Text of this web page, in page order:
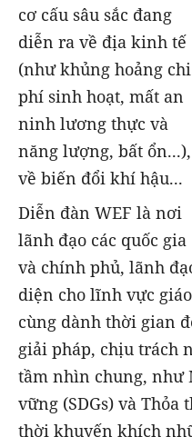
cơ cấu sâu sắc đang
diễn ra về địa kinh tế
(như khủng hoảng chi
phí sinh hoạt, mất an
ninh lương thực và
năng lượng, bất ổn...),
về biến đổi khí hậu...
Diễn đàn WEF là nơi
lãnh đạo các quốc gia
và chính phủ, lãnh
diện cho lĩnh vực
cùng dành thời gian
giải pháp, chịu trách
tầm nhìn chung, như
vững (SDGs) và
thời khuyến khích